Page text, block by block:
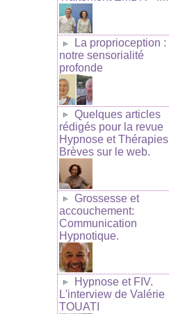
La proprioception :
notre sensorialité
profonde
Quelques articles
rédigés pour la revue
Hypnose et Thérapies
Brèves sur le web.
Grossesse et
accouchement:
Communication
Hypnotique.
Hypnose et FIV.
L'interview de Valérie
TOUATI